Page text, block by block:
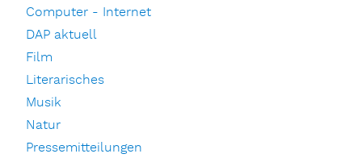
Computer - Internet
DAP aktuell
Film
Literarisches
Musik
Natur
Pressemitteilungen